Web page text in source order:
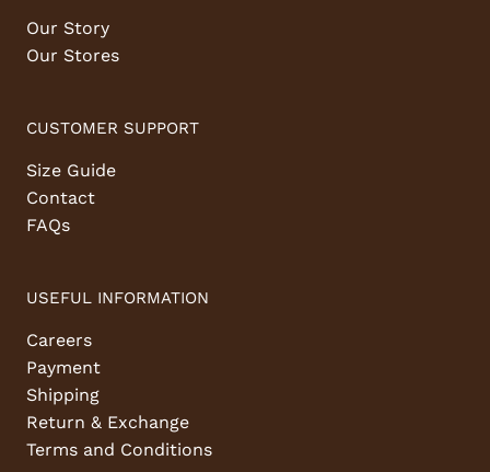
Our Story
Our Stores
CUSTOMER SUPPORT
Size Guide
Contact
FAQs
USEFUL INFORMATION
Careers
Payment
Shipping
Return & Exchange
Terms and Conditions